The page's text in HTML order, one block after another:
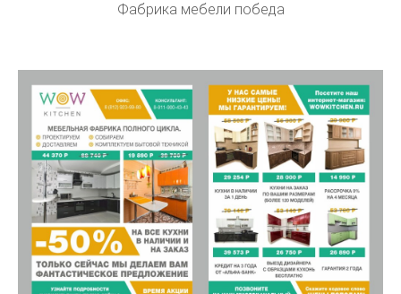
Фабрика мебели победа